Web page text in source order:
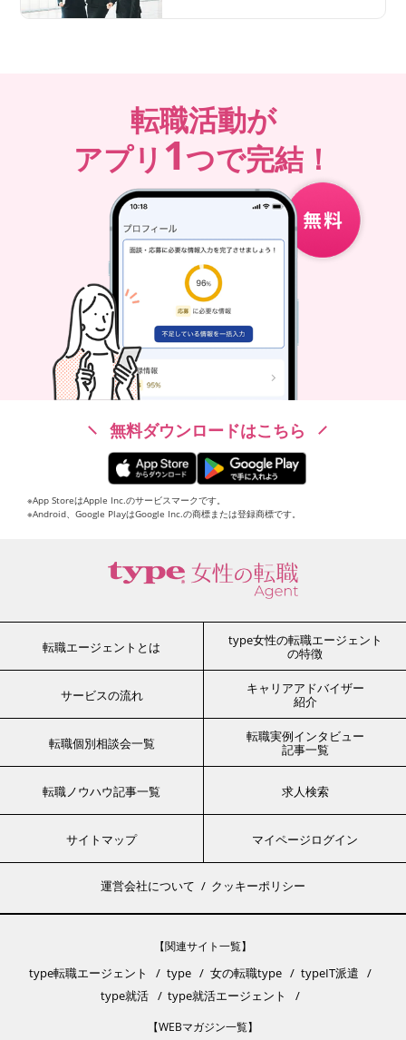
転職活動が
アプリ 1つで完結！
無料ダウンロードはこちら
※App StoreはApple Inc.のサービスマークです。
※Android、Google PlayはGoogle Inc.の商標または登録商標です。
転職エージェントとは
type女性の転職エージェント
の特徴
サービスの流れ
キャリアアドバイザー
紹介
転職個別相談会一覧
転職実例インタビュー
記事一覧
転職ノウハウ記事一覧 求人検索
サイトマップ マイページログイン
運営会社について クッキーポリシー
【関連サイト一覧】
type転職エージェント type 女の転職type
typeIT派遣
type就活
type就活エージェント
【WEBマガジン一覧】